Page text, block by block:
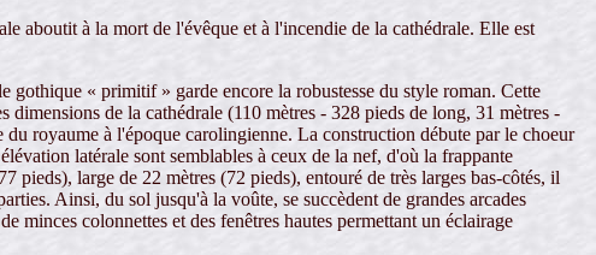
aboutit à la mort de l'évêque et à l'incendie de la cathédrale. Elle est
« primitif » garde encore la robustesse du style roman. Cette
dimensions de la cathédrale (110 mètres - 328 pieds de long, 31 mètres -
du royaume à l'époque carolingienne. La construction débute par le choeur
latérale sont semblables à ceux de la nef, d'où la frappante
large de 22 mètres (72 pieds), entouré de très larges bas-côtés, il
Ainsi, du sol jusqu'à la voûte, se succèdent de grandes arcades
minces colonnettes et des fenêtres hautes permettant un éclairage